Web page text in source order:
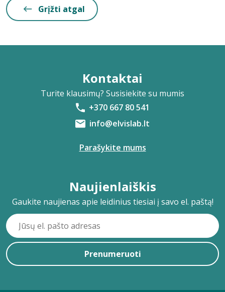
Grįžti atgal
Kontaktai
Turite klausimų? Susisiekite su mumis
+370 667 80 541
info@elvislab.lt
Parašykite mums
Naujienlaiškis
Gaukite naujienas apie leidinius tiesiai į savo el. paštą!
Prenumeruoti